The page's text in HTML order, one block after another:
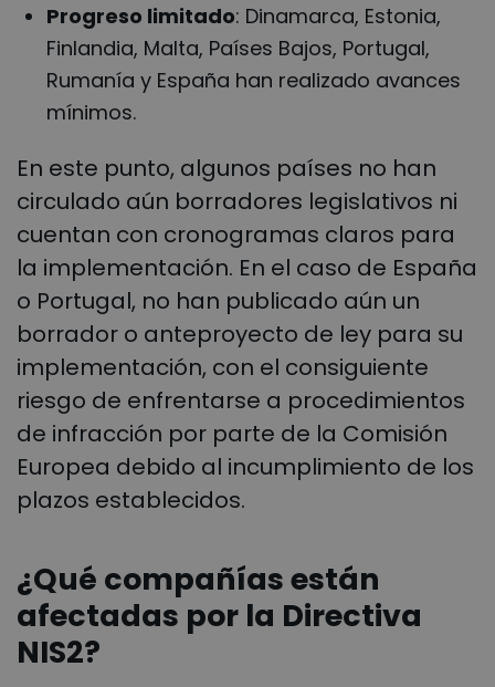
Progreso limitado: Dinamarca, Estonia,
Finlandia, Malta, Países Bajos, Portugal,
Rumanía y España han realizado avances
mínimos.
En este punto, algunos países no han
circulado aún borradores legislativos ni
cuentan con cronogramas claros para
la implementación. En el caso de España
o Portugal, no han publicado aún un
borrador o anteproyecto de ley para su
implementación, con el consiguiente
riesgo de enfrentarse a procedimientos
de infracción por parte de la Comisión
Europea debido al incumplimiento de los
plazos establecidos.
¿Qué compañías están
afectadas por la Directiva
NIS2?